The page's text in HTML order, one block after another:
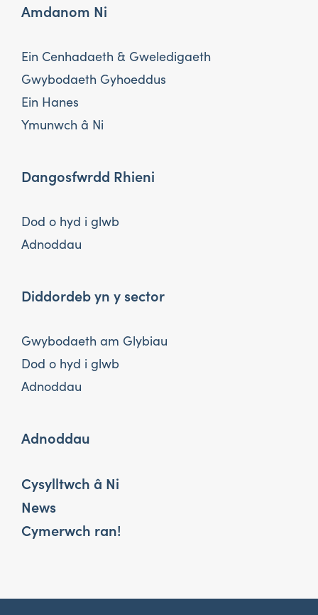
Amdanom Ni
Ein Cenhadaeth & Gweledigaeth
Gwybodaeth Gyhoeddus
Ein Hanes
Ymunwch â Ni
Dangosfwrdd Rhieni
Dod o hyd i glwb
Adnoddau
Diddordeb yn y sector
Gwybodaeth am Glybiau
Dod o hyd i glwb
Adnoddau
Adnoddau
Cysylltwch â Ni
News
Cymerwch ran!